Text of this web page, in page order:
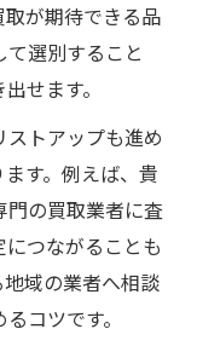
る方法
担を減らすコ
整理術とは
手順解説
する工夫
イント
は
が期待できる品
選別すること
せます。
トアップも進め
す。例えば、貴
門の買取業者に査
つながることも
域の業者へ相談
コツです。